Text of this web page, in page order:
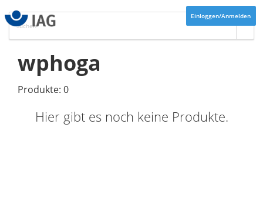
Einloggen/Anmelden
wphoga
Produkte: 0
Hier gibt es noch keine Produkte.